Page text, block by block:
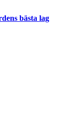
bästa lag